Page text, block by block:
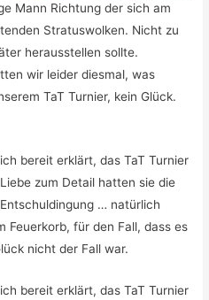
Mann Richtung der sich am
Stratuswolken. Nicht zu
herausstellen sollte.
wir leider diesmal, was
TaT Turnier, kein Glück.
bereit erklärt, das TaT Turnier
zum Detail hatten sie die
… natürlich
Feuerkorb, für den Fall, dass es
nicht der Fall war.
bereit erklärt, das TaT Turnier